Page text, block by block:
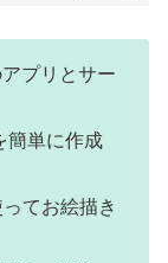
プリとサー
簡単に作成
てお絵描き